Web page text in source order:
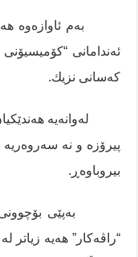
بەم ئاوازەوە
ئەندامانی
کەسانی نزیك.
لەوانەیە
پیرۆزە و نە سەروەریە
بیروباوەڕ.
بەپێی بۆچوونی
“راڤەکار” هەیە زیاتر